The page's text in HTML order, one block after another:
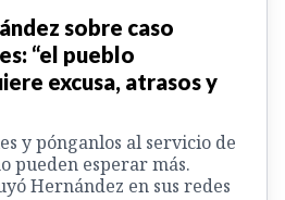
sobre caso
“el pueblo
excusa, atrasos y
y pónganlos al servicio de
pueden esperar más.
Hernández en sus redes